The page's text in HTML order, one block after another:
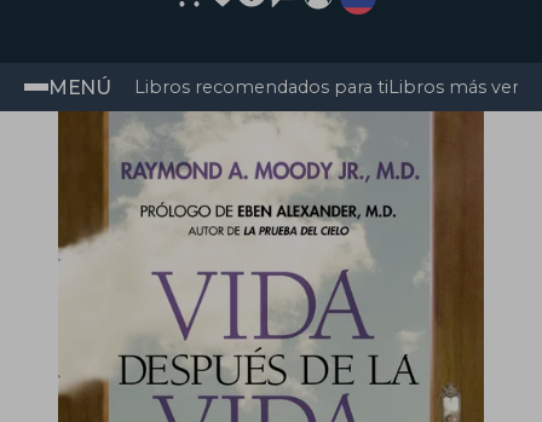
MENÚ Libros recomendados para tiLibros más